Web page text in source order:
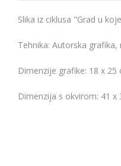
Slika iz ciklusa "Grad u
Tehnika: Autorska
Dimenzije grafike: 18 x 25
Dimenzija s okvirom: 41 x